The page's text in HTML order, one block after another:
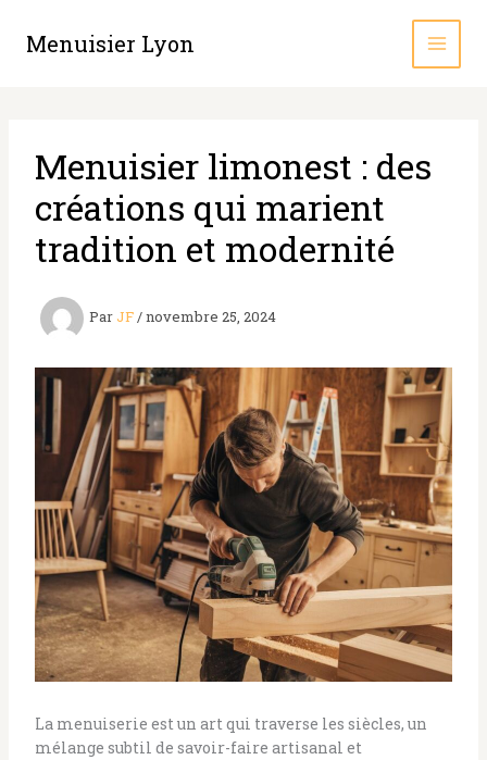
contenu
Menuisier Lyon
Menuisier limonest : des
créations qui marient
tradition et modernité
Par JF/novembre 25, 2024
La menuiserie est un art qui traverse les siècles, un
mélange subtil de savoir-faire artisanal et